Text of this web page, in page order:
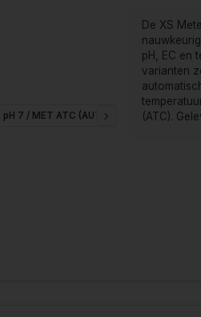
pH 7 / MET ATC (AUTOMATISCHE
De XS
pH, EC en
varianten
(ATC).